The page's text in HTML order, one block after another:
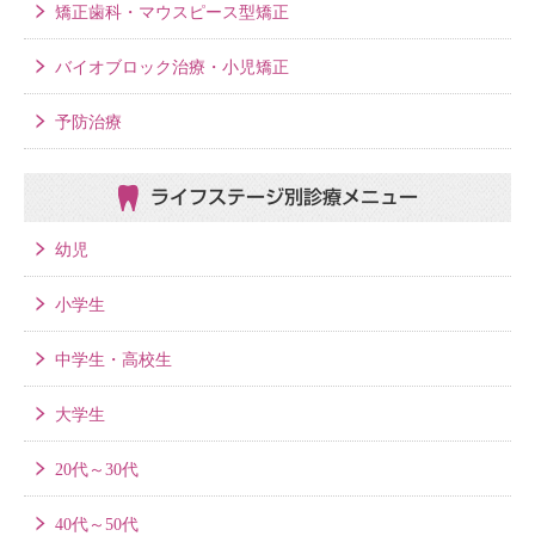
矯正歯科・マウスピース型矯正
バイオブロック治療・小児矯正
予防治療
ライフステージ別 診療メニュー
幼児
小学生
中学生・高校生
大学生
20代～30代
40代～50代